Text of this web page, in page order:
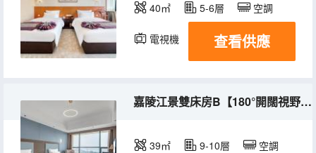
40㎡ 5-6層 空調
電視機 查看供應
嘉陵江景雙床房B【180°開闊視野+小冰箱+舒適羽絨枕】
39㎡ 9-10層 空調